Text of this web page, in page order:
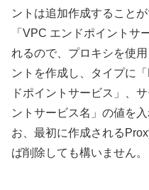
ントは追加作成すること
「VPC エンドポイントサ
れるので、プロキシを使
ントを作成し、タイプに
ドポイントサービス」、
ントサービス名」の値を
お、最初に作成される
ば削除しても構いません。